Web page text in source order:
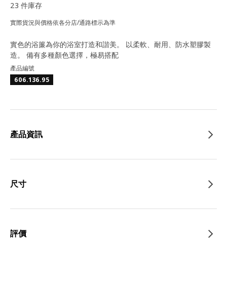
23 件庫存
實際貨況與價格依各分店/通路標示為準
實色的浴簾為你的浴室打造和諧美。 以柔軟、耐用、防水塑膠製
造。 備有多種顏色選擇，極易搭配
產品編號
606.136.95
產品資訊
尺寸
評價